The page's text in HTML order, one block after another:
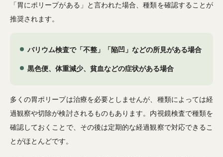
「胃にポリープがある」と言われた場合、種類を確認することが
推奨されます。
バリウム検査で「不整」「陥凹」などの所見がある場合
黒色便、体重減少、貧血などの症状がある場合
多くの胃ポリープは治療を必要としませんが、種類によっては経
過観察や切除が検討されるものもあります。内視鏡検査で種類を
確認しておくことで、その後は定期的な経過観察で対応できるこ
とがほとんどです。